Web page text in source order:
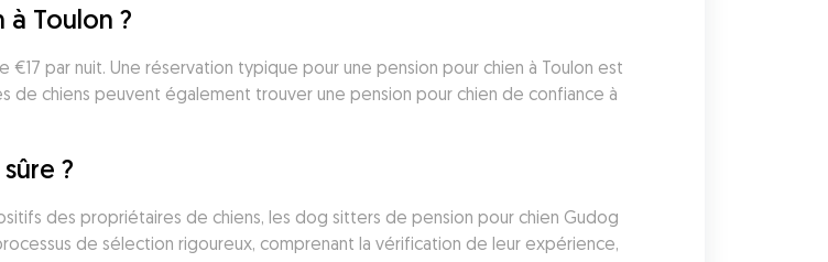
Toulon ?
par nuit. Une réservation typique pour une pension pour chien à Toulon est
de chiens peuvent également trouver une pension pour chien de confiance à
?
des propriétaires de chiens, les dog sitters de pension pour chien Gudog
de sélection rigoureux, comprenant la vérification de leur expérience,